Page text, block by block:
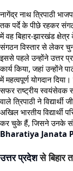
नागेंद्र नाथ त्रिपाठी
तक पर्दे के पीछे रहकर
में वह बिहार-झारखंड
संगठन विस्तार से लेकर
इससे पहले उन्होंने उत्तर
कार्य किया, जहां उन्होंने
में महत्वपूर्ण योगदान
सफर राष्ट्रीय
वाले त्रिपाठी ने
अखिल भारतीय विद्यार्थी
कर चुके हैं, जिसने उनके
Bharatiya Janata
उत्तर प्रदेशसे बिहार